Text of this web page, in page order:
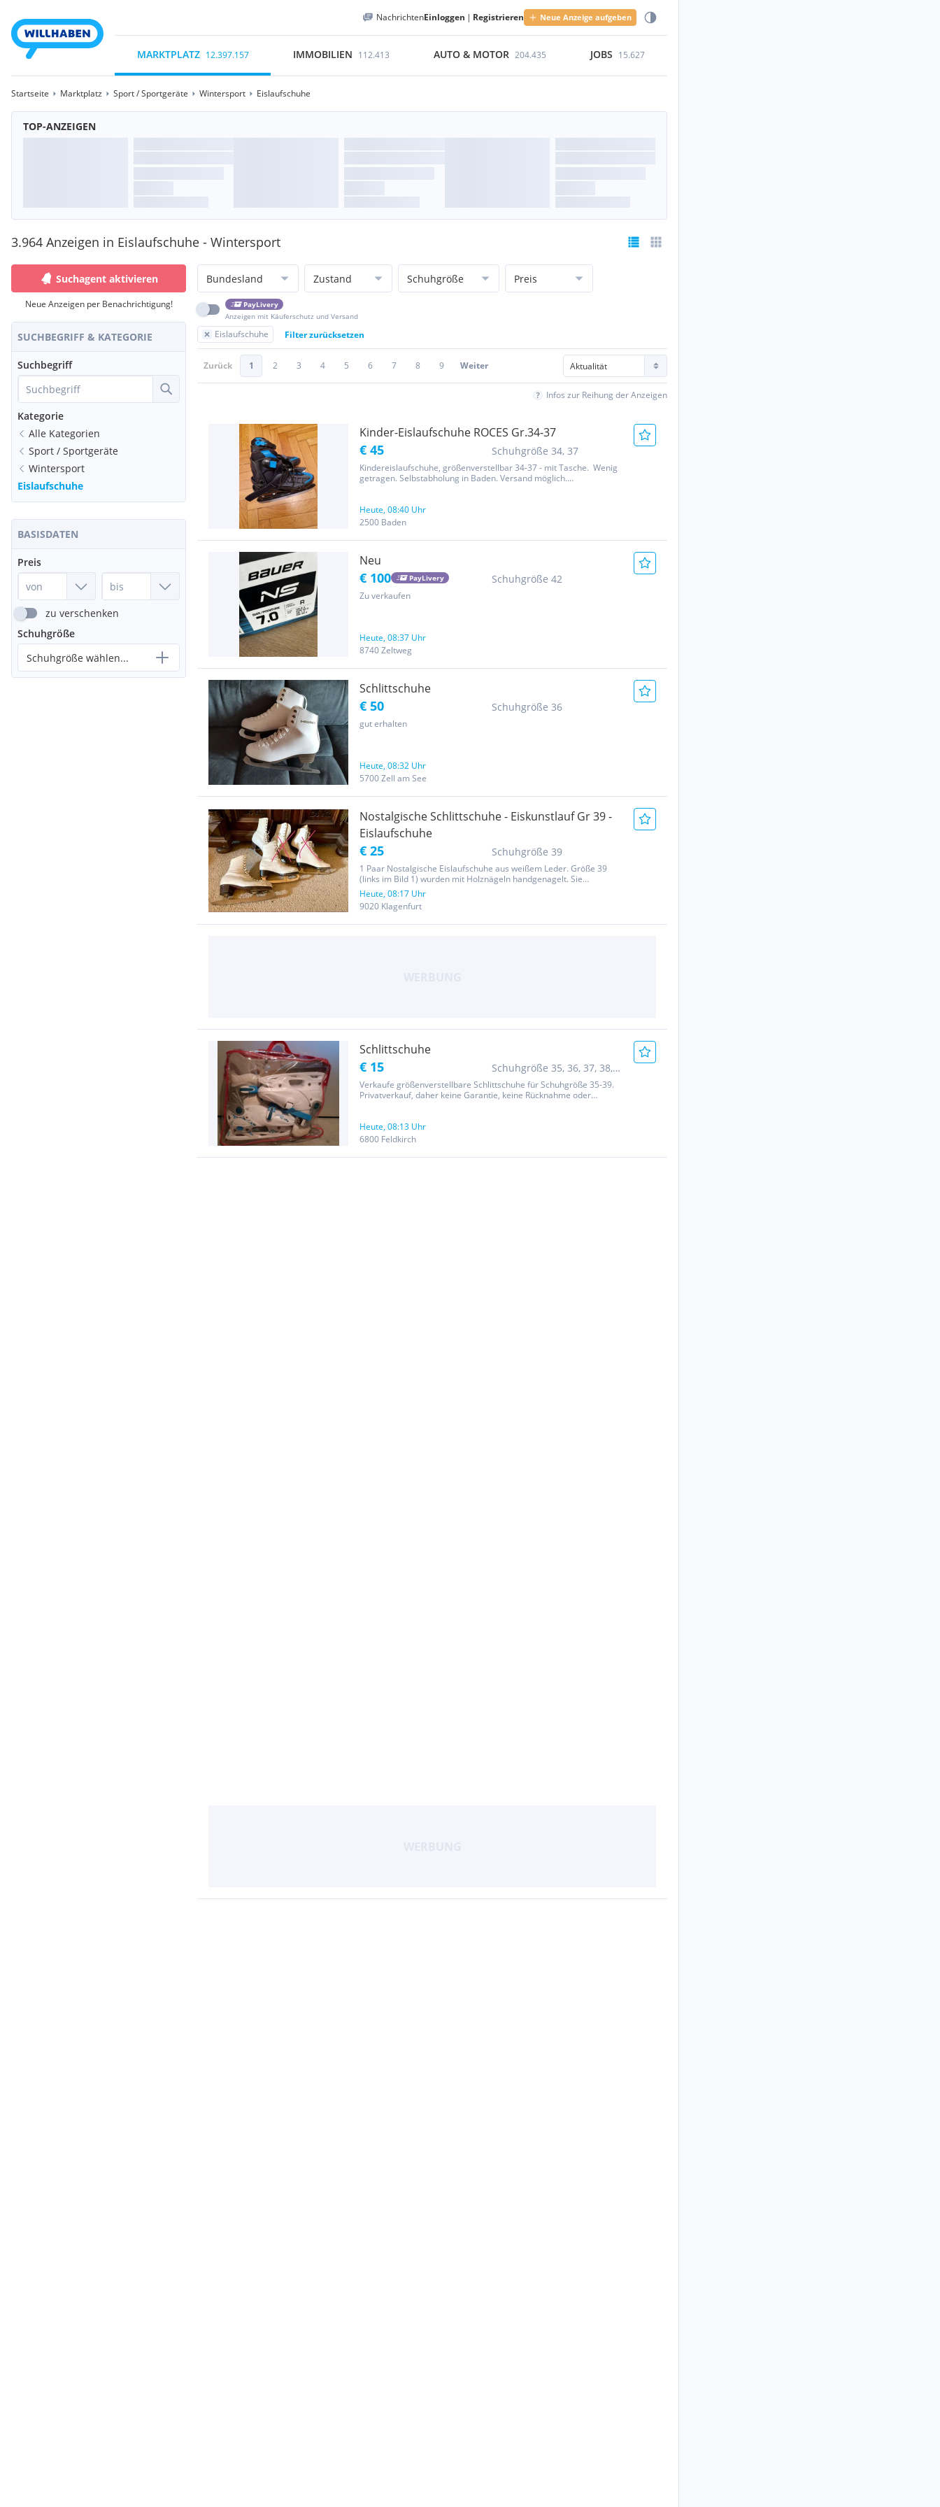
NachrichtenEinloggen | Registrieren Neue Anzeige aufgeben
MARKTPLATZ 12.397.157 IMMOBILIEN 112.413 AUTO & MOTOR 204.435 JOBS 15.627
Startseite Marktplatz Sport / Sportgeräte Wintersport Eislaufschuhe
TOP-ANZEIGEN
3.964 Anzeigen in Eislaufschuhe - Wintersport
Suchagent aktivieren
Neue Anzeigen per Benachrichtigung!
SUCHBEGRIFF & KATEGORIE
Suchbegriff
Kategorie
Alle Kategorien
Sport / Sportgeräte
Wintersport
Eislaufschuhe
BASISDATEN
Preis
zu verschenken
Schuhgröße
Schuhgröße wählen...
Bundesland Zustand Schuhgröße Preis
PayLivery
Anzeigen mit Käuferschutz und Versand
Eislaufschuhe Filter zurücksetzen
Zurück 1 2 3 4 5 6 7 8 9 Weiter
Infos zur Reihung der Anzeigen
Kinder-Eislaufschuhe ROCES Gr.34-37
€ 45 Schuhgröße 34, 37
Kindereislaufschuhe, größenverstellbar 34-37 - mit Tasche. Wenig
getragen. Selbstabholung in Baden. Versand möglich.
Heute, 08:40 Uhr
2500 Baden
Neu
€ 100 PayLivery Schuhgröße 42
Zu verkaufen
Heute, 08:37 Uhr
8740 Zeltweg
Schlittschuhe
€ 50 Schuhgröße 36
gut erhalten
Heute, 08:32 Uhr
5700 Zell am See
Nostalgische Schlittschuhe - Eiskunstlauf Gr 39 -
Eislaufschuhe
€ 25 Schuhgröße 39
1 Paar Nostalgische Eislaufschuhe aus weißem Leder. Größe 39
(links im Bild 1) wurden mit Holznägeln handgenagelt. Sie
verkörpern eine außergewöhnliche Handwerkskunst aus einer
vergangenen Ära made in Austria. „Suwe Ice Prince“ Diese alten
Eiskunstlauf...
Heute, 08:17 Uhr
9020 Klagenfurt
Schlittschuhe
€ 15
Schuhgröße 35, 36, 37, 38,
39
Verkaufe größenverstellbare Schlittschuhe für Schuhgröße 35-39.
Privatverkauf, daher keine Garantie, keine Rücknahme oder
Heute, 08:13 Uhr
6800 Feldkirch